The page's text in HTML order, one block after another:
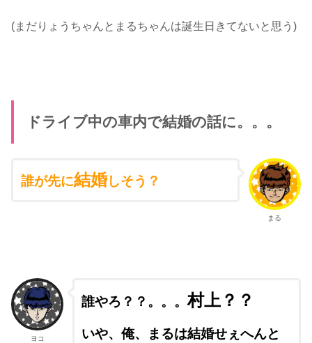
(まだりょうちゃんとまるちゃんは誕生日きてないと思う)
ドライブ中の車内で結婚の話に。。。
まる
誰が先に結婚しそう？
ヨコ
誰やろ？？。。。村上？？
いや、俺、まるは結婚せぇへんと